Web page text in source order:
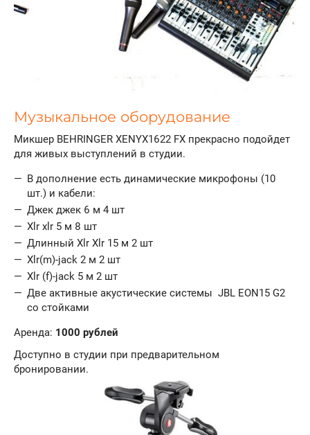
Музыкальное оборудование
Микшер BEHRINGER XENYX1622 FX прекрасно подойдет
для живых выступлений в студии.
В дополнение есть динамические микрофоны (10
шт.) и кабели:
Джек джек 6 м 4 шт
Xlr xlr 5 м 8 шт
Длинный Xlr Xlr 15 м 2 шт
Xlr(m)-jack 2 м 2 шт
Xlr (f)-jack 5 м 2 шт
Две активные акустические системы JBL EON15 G2
со стойками
Аренда: 1000 рублей
Доступно в студии при предварительном
бронировании.